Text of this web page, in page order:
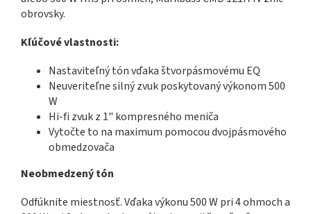
obrovsky.
Kľúčové vlastnosti:
Nastaviteľný tón vďaka štvorpásmovému EQ
Neuveriteľne silný zvuk poskytovaný výkonom 500
W
Hi-fi zvuk z 1" kompresného meniča
Vytočte to na maximum pomocou dvojpásmového
obmedzovača
Neobmedzený tón
Odfúknite miestnosť. Vďaka výkonu 500 W pri 4 ohmoch a